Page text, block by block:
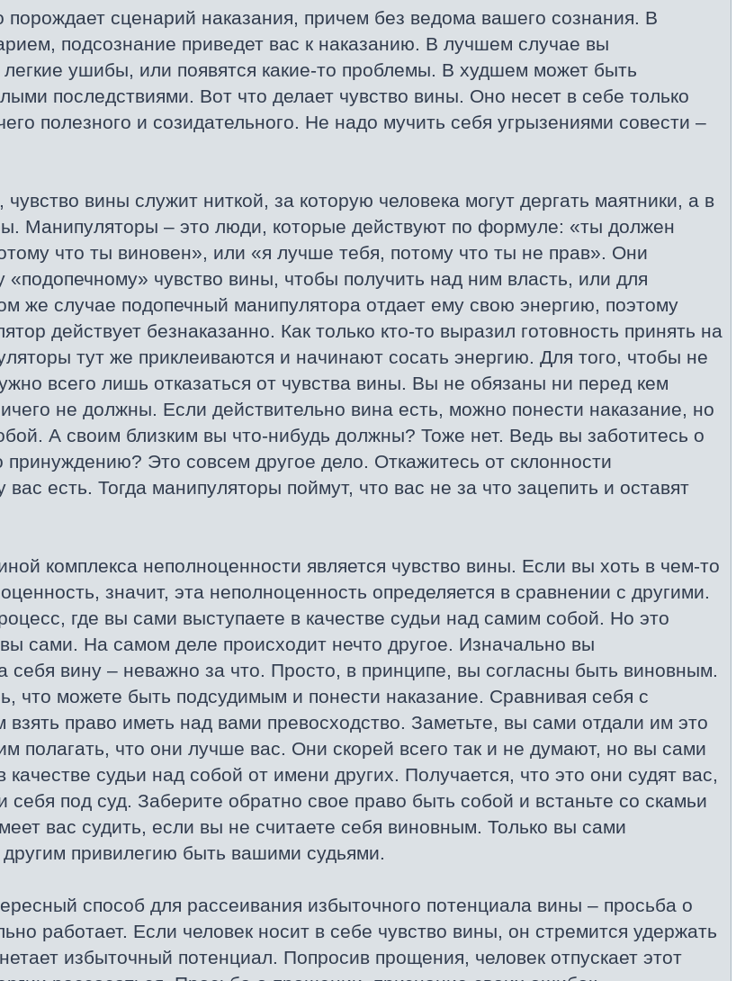
порождает сценарий наказания, причем без ведома вашего сознания. В
подсознание приведет вас к наказанию. В лучшем случае вы
ушибы, или появятся какие-то проблемы. В худшем может быть
последствиями. Вот что делает чувство вины. Оно несет в себе только
полезного и созидательного. Не надо мучить себя угрызениями совести –
вины служит ниткой, за которую человека могут дергать маятники, а в
Манипуляторы – это люди, которые действуют по формуле: «ты должен
что ты виновен», или «я лучше тебя, потому что ты не прав». Они
«подопечному» чувство вины, чтобы получить над ним власть, или для
же случае подопечный манипулятора отдает ему свою энергию, поэтому
действует безнаказанно. Как только кто-то выразил готовность принять на
тут же приклеиваются и начинают сосать энергию. Для того, чтобы не
всего лишь отказаться от чувства вины. Вы не обязаны ни перед кем
не должны. Если действительно вина есть, можно понести наказание, но
А своим близким вы что-нибудь должны? Тоже нет. Ведь вы заботитесь о
Это совсем другое дело. Откажитесь от склонности
есть. Тогда манипуляторы поймут, что вас не за что зацепить и оставят
комплекса неполноценности является чувство вины. Если вы хоть в чем-то
значит, эта неполноценность определяется в сравнении с другими.
где вы сами выступаете в качестве судьи над самим собой. Но это
вы сами. На самом деле происходит нечто другое. Изначально вы
себя вину – неважно за что. Просто, в принципе, вы согласны быть виновным.
что можете быть подсудимым и понести наказание. Сравнивая себя с
взять право иметь над вами превосходство. Заметьте, вы сами отдали им это
полагать, что они лучше вас. Они скорей всего так и не думают, но вы сами
судьи над собой от имени других. Получается, что это они судят вас,
себя под суд. Заберите обратно свое право быть собой и встаньте со скамьи
вас судить, если вы не считаете себя виновным. Только вы сами
привилегию быть вашими судьями.
способ для рассеивания избыточного потенциала вины – просьба о
работает. Если человек носит в себе чувство вины, он стремится удержать
избыточный потенциал. Попросив прощения, человек отпускает этот